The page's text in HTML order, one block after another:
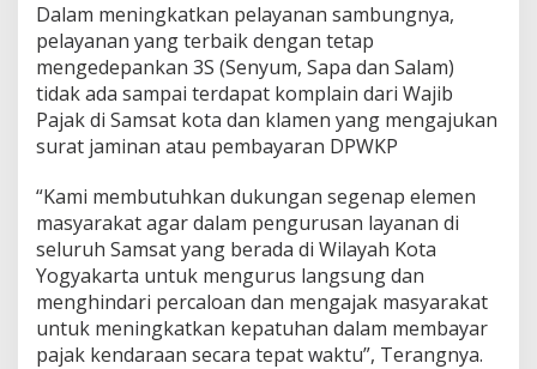
Dalam meningkatkan pelayanan sambungnya,
pelayanan yang terbaik dengan tetap
mengedepankan 3S (Senyum, Sapa dan Salam)
tidak ada sampai terdapat komplain dari Wajib
Pajak di Samsat kota dan klamen yang mengajukan
surat jaminan atau pembayaran DPWKP
“Kami membutuhkan dukungan segenap elemen
masyarakat agar dalam pengurusan layanan di
seluruh Samsat yang berada di Wilayah Kota
Yogyakarta untuk mengurus langsung dan
menghindari percaloan dan mengajak masyarakat
untuk meningkatkan kepatuhan dalam membayar
pajak kendaraan secara tepat waktu”, Terangnya.